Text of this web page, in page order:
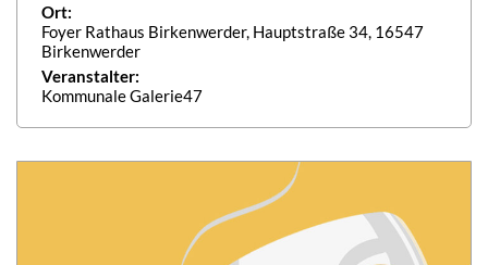
Ort:
Foyer Rathaus Birkenwerder, Hauptstraße 34, 16547
Birkenwerder
Veranstalter:
Kommunale Galerie47